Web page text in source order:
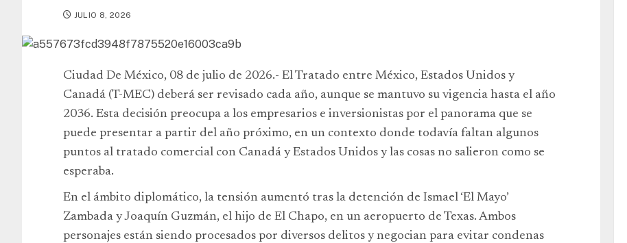
JULIO 8, 2026
Ciudad De México, 08 de julio de 2026.- El Tratado entre México, Estados Unidos y
Canadá (T-MEC) deberá ser revisado cada año, aunque se mantuvo su vigencia hasta el año
2036. Esta decisión preocupa a los empresarios e inversionistas por el panorama que se
puede presentar a partir del año próximo, en un contexto donde todavía faltan algunos
puntos al tratado comercial con Canadá y Estados Unidos y las cosas no salieron como se
esperaba.
En el ámbito diplomático, la tensión aumentó tras la detención de Ismael ‘El Mayo’
Zambada y Joaquín Guzmán, el hijo de El Chapo, en un aeropuerto de Texas. Ambos
personajes están siendo procesados por diversos delitos y negocian para evitar condenas